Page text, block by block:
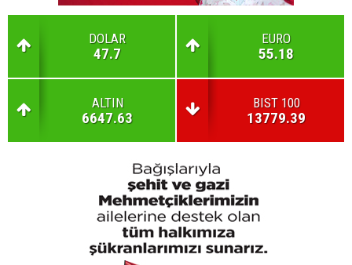
DOLAR
47.7
EURO
55.18
ALTIN
6647.63
BIST 100
13779.39